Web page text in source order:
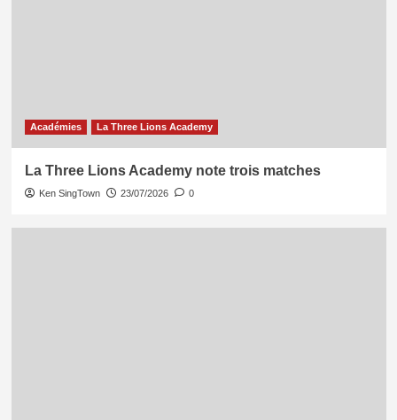
Académies La Three Lions Academy
La Three Lions Academy note trois matches
Ken SingTown 23/07/2026 0